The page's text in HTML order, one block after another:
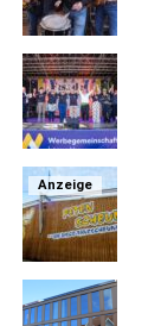
Anzeige